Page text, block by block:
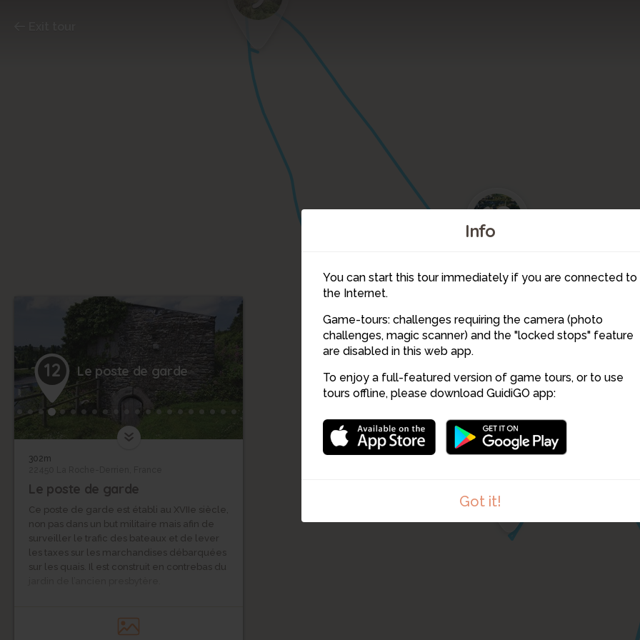
Info
You can start this tour immediately if you are connected to
the Internet.
Game-tours: challenges requiring the camera (photo
challenges, magic scanner) and the "locked stops" feature
are disabled in this web app.
To enjoy a full-featured version of game tours, or to use
tours offline, please download GuidiGO app:
Got it!
13
12
10
8
7
6
4
12 Le poste de garde
302m
Le poste de garde
Ce poste de garde est établi au XVIIe siècle,
non pas dans un but militaire mais afin de
surveiller le trafic des bateaux et de lever
les taxes sur les marchandises débarquées
sur les quais. Il est construit en contrebas du